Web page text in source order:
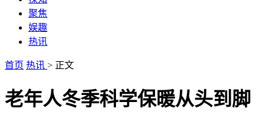
聚焦
娱趣
热讯
首页 热讯 > 正文
老年人冬季科学保暖从头到脚